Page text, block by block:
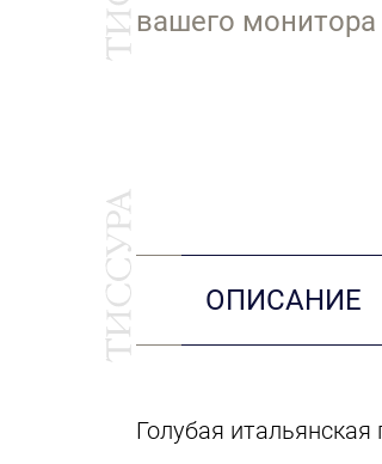
вашего монитора
ОПИСАНИЕ
Голубая